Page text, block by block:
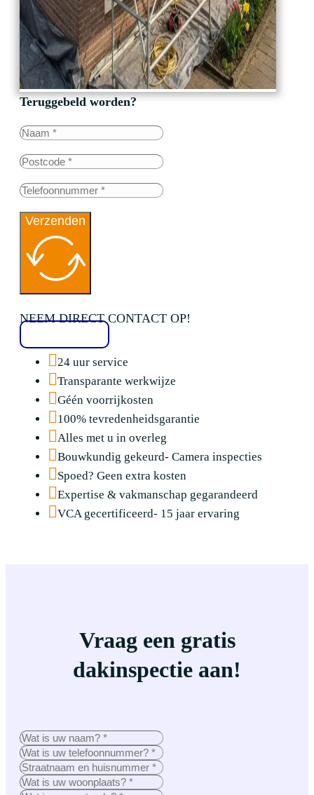
Teruggebeld worden?
Verzenden
NEEM DIRECT CONTACT OP!
24 uur service
Transparante werkwijze
Géén voorrijkosten
100% tevredenheidsgarantie
Alles met u in overleg
Bouwkundig gekeurd- Camera inspecties
Spoed? Geen extra kosten
Expertise & vakmanschap gegarandeerd
VCA gecertificeerd- 15 jaar ervaring
Vraag een gratis
dakinspectie aan!